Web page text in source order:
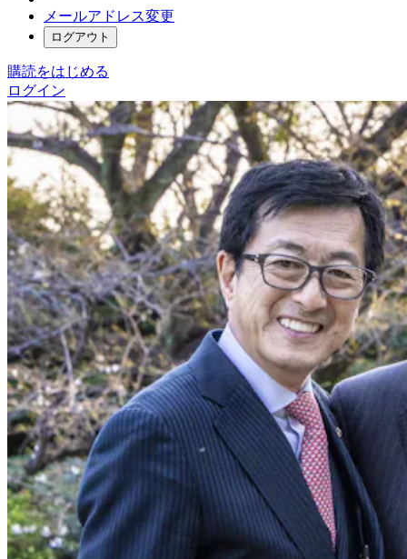
メールアドレス変更
ログアウト
購読をはじめる
ログイン